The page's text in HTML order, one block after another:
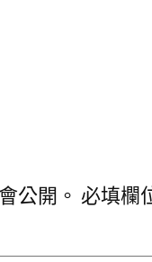
公開。 必填欄